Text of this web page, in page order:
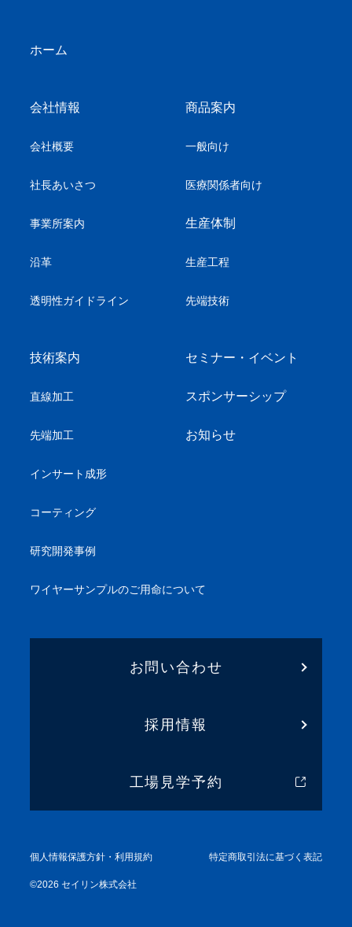
ホーム
会社情報
会社概要
社長あいさつ
事業所案内
沿革
透明性ガイドライン
商品案内
一般向け
医療関係者向け
生産体制
生産工程
先端技術
技術案内
直線加工
先端加工
インサート成形
コーティング
研究開発事例
ワイヤーサンプルのご用命について
セミナー・イベント
スポンサーシップ
お知らせ
お問い合わせ
採用情報
工場見学予約
©2026 セイリン株式会社
個人情報保護方針・利用規約 特定商取引法に基づく表記